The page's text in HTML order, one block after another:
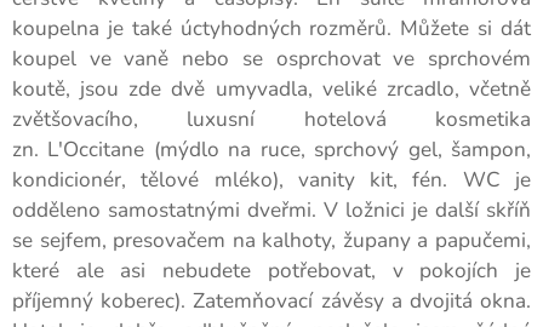
koupelna je také úctyhodných rozměrů. Můžete si dát
koupel ve vaně nebo se osprchovat ve sprchovém
koutě, jsou zde dvě umyvadla, veliké zrcadlo, včetně
zvětšovacího, luxusní hotelová kosmetika
zn. L'Occitane (mýdlo na ruce, sprchový gel, šampon,
kondicionér, tělové mléko), vanity kit, fén. WC je
odděleno samostatnými dveřmi. V ložnici je další skříň
se sejfem, presovačem na kalhoty, župany a papučemi,
které ale asi nebudete potřebovat, v pokojích je
příjemný koberec). Zatemňovací závěsy a dvojitá okna.